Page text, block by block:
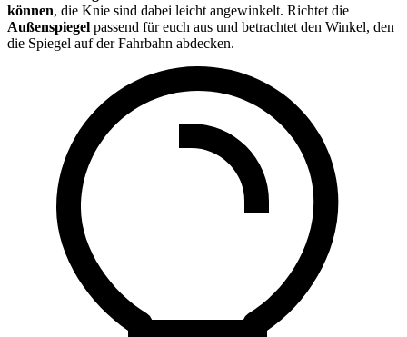
können, die Knie sind dabei leicht angewinkelt. Richtet die
Außenspiegel passend für euch aus und betrachtet den Winkel, den
die Spiegel auf der Fahrbahn abdecken.